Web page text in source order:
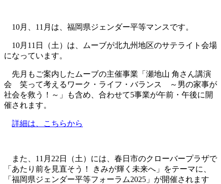
10月、11月は、福岡県ジェンダー平等マンスです。
10月11日（土）は、ムーブが北九州地区のサテライト会場
になっています。
先月もご案内したムーブの主催事業「瀬地山 角さん講演
会 笑って考えるワーク・ライフ・バランス ～男の家事が
社会を救う！～」も含め、合わせて5事業が午前・午後に開
催されます。
詳細は、こちらから
また、11月22日（土）には、春日市のクローバープラザで
「あたり前を見直そう！ きみが輝く未来へ」をテーマに、
「福岡県ジェンダー平等フォーラム2025」が開催されます